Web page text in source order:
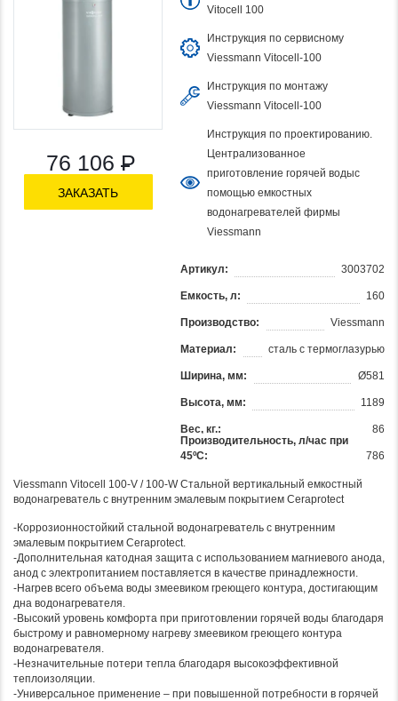
76 106 Р
ЗАКАЗАТЬ
Vitocell 100
Инструкция по сервисному
Viessmann Vitocell-100
Инструкция по монтажу
Viessmann Vitocell-100
Инструкция по проектированию.
Централизованное
приготовление горячей водыс
помощью емкостных
водонагревателей фирмы
Viessmann
Артикул: 3003702
Емкость, л: 160
Производство: Viessmann
Материал: сталь с термоглазурью
Ширина, мм: Ø581
Высота, мм: 1189
Вес, кг.:
86
Производительность, л/час при
45ºС:
786
Viessmann Vitocell 100-V / 100-W Стальной вертикальный емкостный
водонагреватель с внутренним эмалевым покрытием Ceraprotect
-Коррозионностойкий стальной водонагреватель с внутренним
эмалевым покрытием Ceraprotect.
-Дополнительная катодная защита с использованием магниевого анода,
анод с электропитанием поставляется в качестве принадлежности.
-Нагрев всего объема воды змеевиком греющего контура, достигающим
дна водонагревателя.
-Высокий уровень комфорта при приготовлении горячей воды благодаря
быстрому и равномерному нагреву змеевиком греющего контура
водонагревателя.
-Незначительные потери тепла благодаря высокоэффективной
теплоизоляции.
-Универсальное применение – при повышенной потребности в горячей